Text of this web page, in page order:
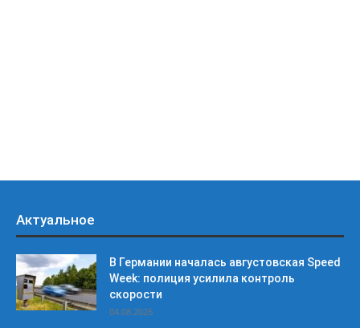
Актуальное
В Германии началась августовская Speed
Week: полиция усилила контроль
скорости
04.08.2026